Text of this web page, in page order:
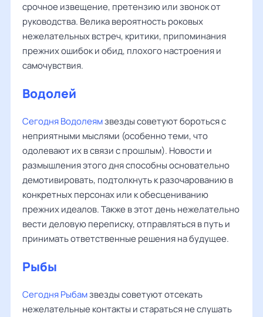
срочное извещение, претензию или звонок от
руководства. Велика вероятность роковых
нежелательных встреч, критики, припоминания
прежних ошибок и обид, плохого настроения и
самочувствия.
Водолей
Сегодня Водолеямзвезды советуют бороться с
неприятными мыслями (особенно теми, что
одолевают их в связи с прошлым). Новости и
размышления этого дня способны основательно
демотивировать, подтолкнуть к разочарованию в
конкретных персонах или к обесцениванию
прежних идеалов. Также в этот день нежелательно
вести деловую переписку, отправляться в путь и
принимать ответственные решения на будущее.
Рыбы
Сегодня Рыбамзвезды советуют отсекать
нежелательные контакты и стараться не слушать